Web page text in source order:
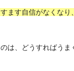
ます自信がなくなり
は、どうすればうま